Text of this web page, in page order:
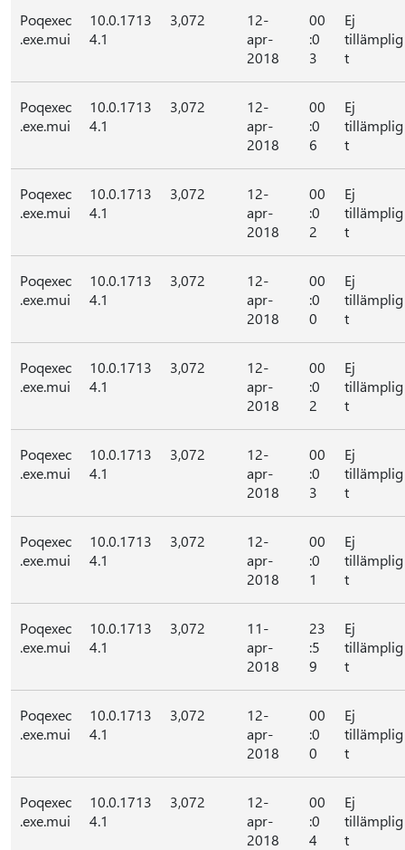
Poqexec
.exe.mui
10.0.1713
4.1
3,072
12-
apr-
2018
00
:0
3
Ej
tillämplig
t
Poqexec
.exe.mui
10.0.1713
4.1
3,072
12-
apr-
2018
00
:0
6
Ej
tillämplig
t
Poqexec
.exe.mui
10.0.1713
4.1
3,072
12-
apr-
2018
00
:0
2
Ej
tillämplig
t
Poqexec
.exe.mui
10.0.1713
4.1
3,072
12-
apr-
2018
00
:0
0
Ej
tillämplig
t
Poqexec
.exe.mui
10.0.1713
4.1
3,072
12-
apr-
2018
00
:0
2
Ej
tillämplig
t
Poqexec
.exe.mui
10.0.1713
4.1
3,072
12-
apr-
2018
00
:0
3
Ej
tillämplig
t
Poqexec
.exe.mui
10.0.1713
4.1
3,072
12-
apr-
2018
00
:0
1
Ej
tillämplig
t
Poqexec
.exe.mui
10.0.1713
4.1
3,072
11-
apr-
2018
23
:5
9
Ej
tillämplig
t
Poqexec
.exe.mui
10.0.1713
4.1
3,072
12-
apr-
2018
00
:0
0
Ej
tillämplig
t
Poqexec
.exe.mui
10.0.1713
4.1
3,072
12-
apr-
2018
00
:0
4
Ej
tillämplig
t